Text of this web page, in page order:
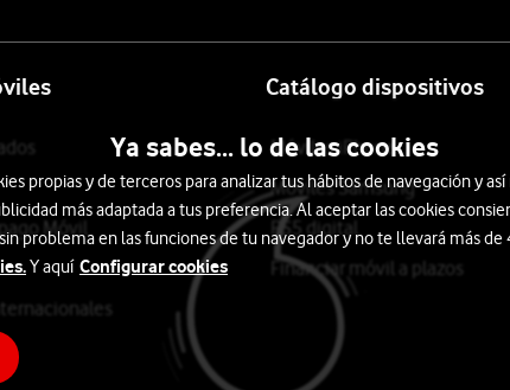
Móvil
Catálogo dispositivos
Móviles iPhone
Móviles Samsung
PS5 digital
Financiar móvil a plazos
Ya sabes... lo de las cookies
propias y de terceros para analizar tus hábitos de navegación y
más adaptada a tus preferencia. Al aceptar las cookies
problema en las funciones de tu navegador y no te llevará más de
Y aquí Configurar cookies